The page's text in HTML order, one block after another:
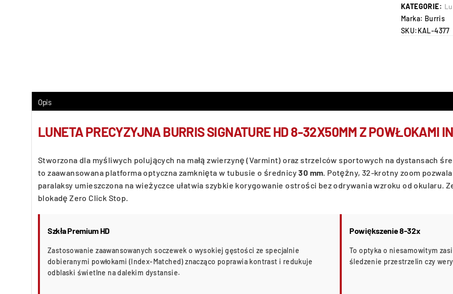
KATEGORIE:
Marka: Burris
SKU:KAL-4377
Opis
LUNETA PRECYZYJNA BURRIS SIGNATURE HD 8-32X50MM Z POWŁOKAMI
Stworzona dla myśliwych polujących na małą zwierzynę (Varmint) oraz strzelców sportowych na dystansach
to zaawansowana platforma optyczna zamknięta w tubusie o średnicy30 mm. Potężny, 32-krotny zoom
paralaksy umieszczona na wieżyczce ułatwia szybkie korygowanie ostrości bez odrywania wzroku od okularu.
blokadę Zero Click Stop.
Szkła Premium HD
Zastosowanie zaawansowanych soczewek o wysokiej gęstości ze specjalnie
dobieranymi powłokami (Index-Matched) znacząco poprawia kontrast i redukuje
odblaski świetlne na dalekim dystansie.
Powiększenie 8-32x
To optyka o niesamowitym
śledzenie przestrzelin czy